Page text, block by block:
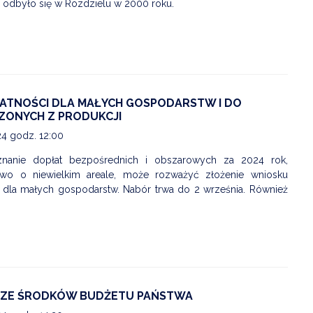
się w Rozdzielu w 2000 roku.
DLA MAŁYCH GOSPODARSTW I DO
Z PRODUKCJI
godz. 12:00
dopłat bezpośrednich i obszarowych za 2024 rok,
o niewielkim areale, może rozważyć złożenie wniosku
małych gospodarstw. Nabór trwa do 2 września. Również
ŚRODKÓW BUDŻETU PAŃSTWA
OSTRZEŻENIE HYDROLOGICZNE-16.07
Data dodania: 16.07.2026 godz. 15:00